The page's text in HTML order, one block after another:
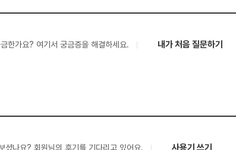
한가요? 여기서 궁금증을 해결하세요. 내가 처음 질문하기
셨나요? 회원님의 후기를 기다리고 있어요. 사용기 쓰기